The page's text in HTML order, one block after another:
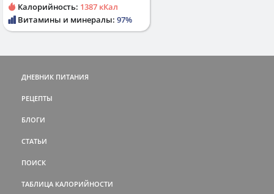
Калорийность: 1387 кКал
Витамины и минералы: 97%
ДНЕВНИК ПИТАНИЯ
РЕЦЕПТЫ
БЛОГИ
СТАТЬИ
ПОИСК
ТАБЛИЦА КАЛОРИЙНОСТИ